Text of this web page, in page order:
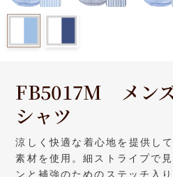
FB5017M メン
シャツ
涼しく快適な着心地を提供し
素材を使用。細ストライプで
ンと補強のためのステッチ入